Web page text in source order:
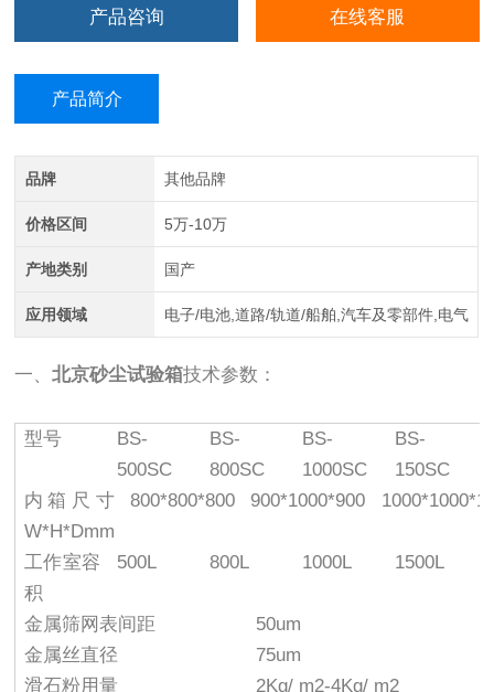
产品咨询 在线客服
产品简介
品牌 其他品牌
价格区间 5万-10万
产地类别 国产
应用领域 电子/电池,道路/轨道/船舶,汽车及零部件,电气
一、北京砂尘试验箱技术参数：
型号
BS-
500SC
BS-
800SC
BS-
1000SC
BS-
150SC
内箱尺寸
W*H*Dmm
800*800*800 900*1000*900
工作室容
积
500L 800L 1000L 1500L
金属筛网表间距
50um
金属丝直径
75um
滑石粉用量
2Kg/ m2-4Kg/ m2